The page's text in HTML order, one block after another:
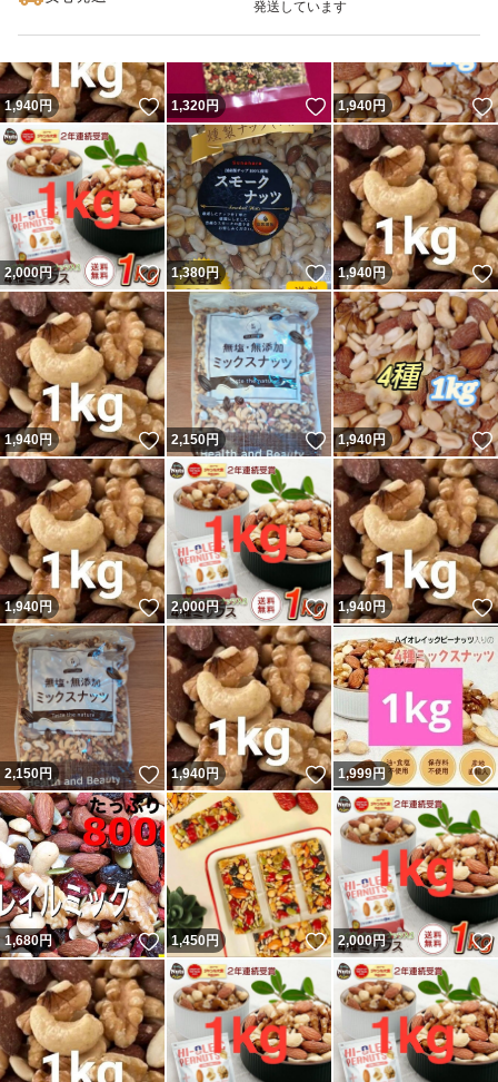
発送しています
1,940円 いいね！
1,320円 いいね！
1,940円
2,000円 いいね！
1,380円 いいね！
1,940円
1,940円 いいね！
2,150円 いいね！
1,940円
1,940円 いいね！
2,000円 いいね！
1,940円
2,150円 いいね！
1,940円 いいね！
1,999円
1,680円 いいね！
1,450円 いいね！
2,000円